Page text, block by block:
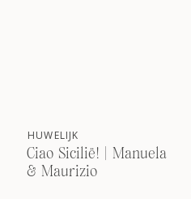
HUWELIJK
Ciao Sicilië! | Manuela
& Maurizio